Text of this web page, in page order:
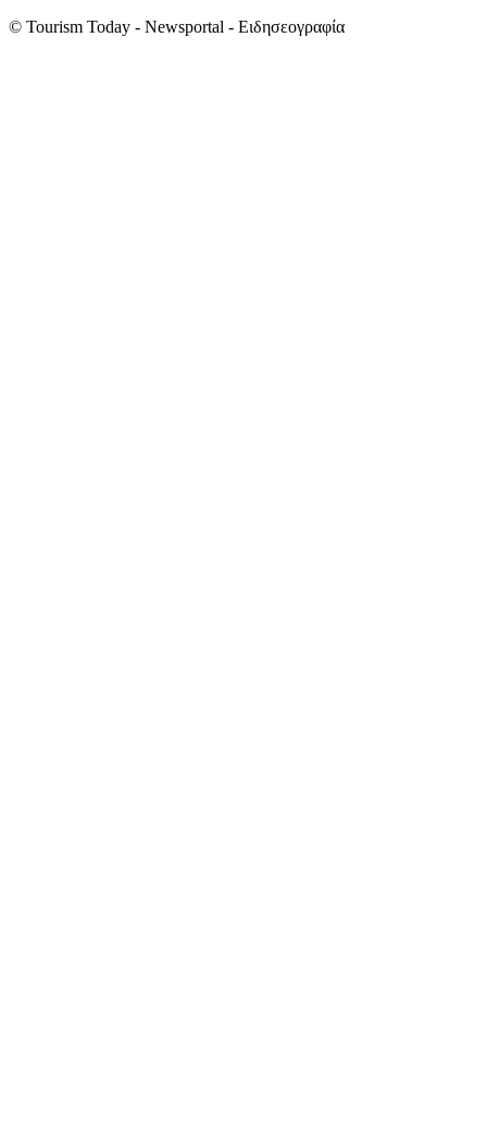
© Tourism Today - Newsportal - Ειδησεογραφία